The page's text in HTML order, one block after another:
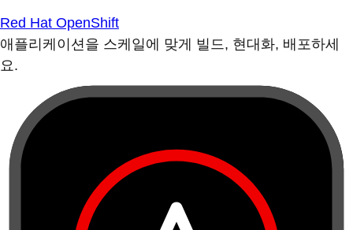
Red Hat OpenShift
애플리케이션을 스케일에 맞게 빌드, 현대화, 배포하세
요.